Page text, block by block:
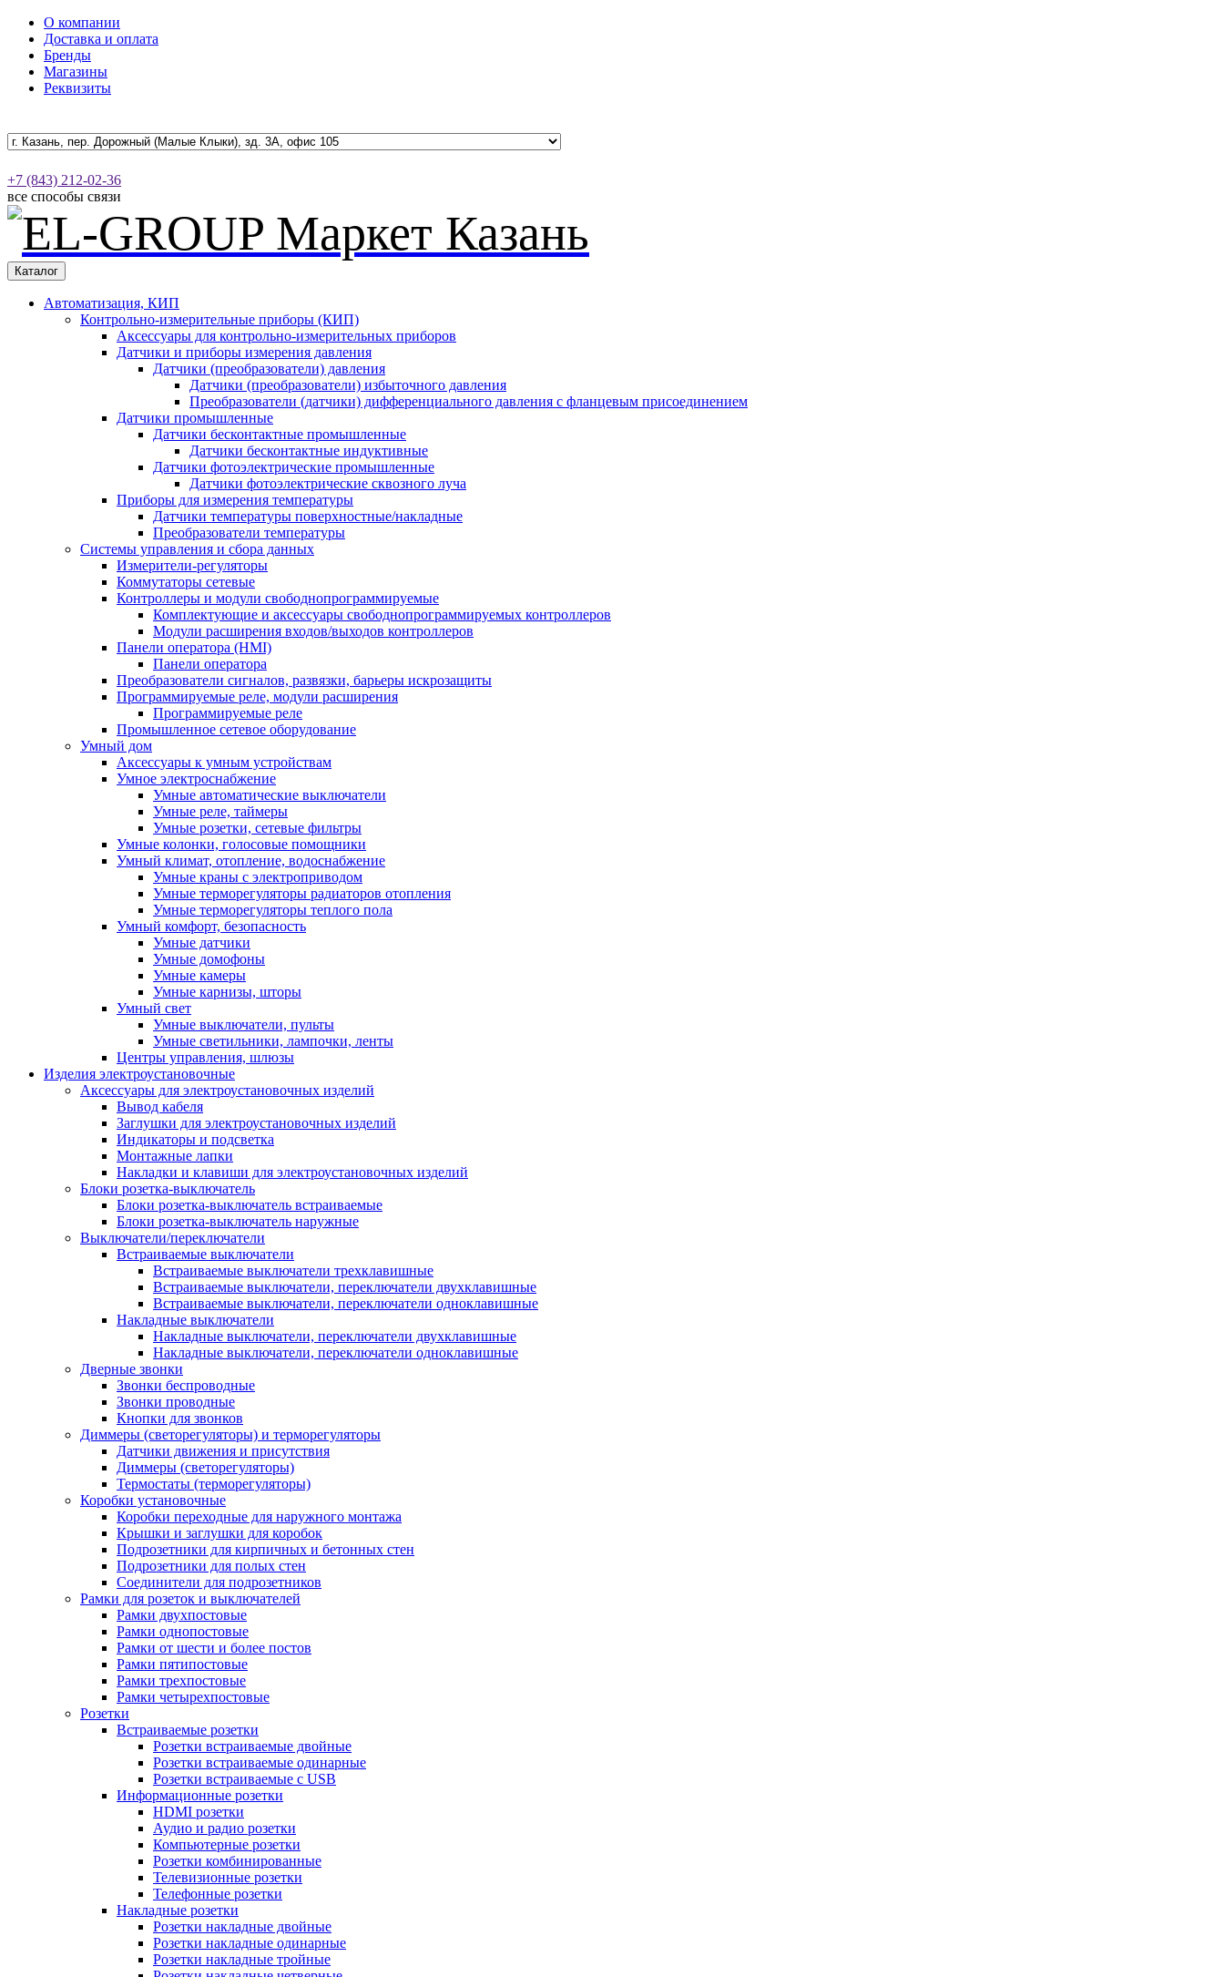
О компании
Доставка и оплата
Бренды
Магазины
Реквизиты
+7 (843) 212-02-36
все способы связи
Каталог
Автоматизация, КИП
Контрольно-измерительные приборы (КИП)
Аксессуары для контрольно-измерительных приборов
Датчики и приборы измерения давления
Датчики (преобразователи) давления
Датчики (преобразователи) избыточного давления
Преобразователи (датчики) дифференциального давления с фланцевым присоединением
Датчики промышленные
Датчики бесконтактные промышленные
Датчики бесконтактные индуктивные
Датчики фотоэлектрические промышленные
Датчики фотоэлектрические сквозного луча
Приборы для измерения температуры
Датчики температуры поверхностные/накладные
Преобразователи температуры
Системы управления и сбора данных
Измерители-регуляторы
Коммутаторы сетевые
Контроллеры и модули свободнопрограммируемые
Комплектующие и аксессуары свободнопрограммируемых контроллеров
Модули расширения входов/выходов контроллеров
Панели оператора (HMI)
Панели оператора
Преобразователи сигналов, развязки, барьеры искрозащиты
Программируемые реле, модули расширения
Программируемые реле
Промышленное сетевое оборудование
Умный дом
Аксессуары к умным устройствам
Умное электроснабжение
Умные автоматические выключатели
Умные реле, таймеры
Умные розетки, сетевые фильтры
Умные колонки, голосовые помощники
Умный климат, отопление, водоснабжение
Умные краны с электроприводом
Умные терморегуляторы радиаторов отопления
Умные терморегуляторы теплого пола
Умный комфорт, безопасность
Умные датчики
Умные домофоны
Умные камеры
Умные карнизы, шторы
Умный свет
Умные выключатели, пульты
Умные светильники, лампочки, ленты
Центры управления, шлюзы
Изделия электроустановочные
Аксессуары для электроустановочных изделий
Вывод кабеля
Заглушки для электроустановочных изделий
Индикаторы и подсветка
Монтажные лапки
Накладки и клавиши для электроустановочных изделий
Блоки розетка-выключатель
Блоки розетка-выключатель встраиваемые
Блоки розетка-выключатель наружные
Выключатели/переключатели
Встраиваемые выключатели
Встраиваемые выключатели трехклавишные
Встраиваемые выключатели, переключатели двухклавишные
Встраиваемые выключатели, переключатели одноклавишные
Накладные выключатели
Накладные выключатели, переключатели двухклавишные
Накладные выключатели, переключатели одноклавишные
Дверные звонки
Звонки беспроводные
Звонки проводные
Кнопки для звонков
Диммеры (светорегуляторы) и терморегуляторы
Датчики движения и присутствия
Диммеры (светорегуляторы)
Термостаты (терморегуляторы)
Коробки установочные
Коробки переходные для наружного монтажа
Крышки и заглушки для коробок
Подрозетники для кирпичных и бетонных стен
Подрозетники для полых стен
Соединители для подрозетников
Рамки для розеток и выключателей
Рамки двухпостовые
Рамки однопостовые
Рамки от шести и более постов
Рамки пятипостовые
Рамки трехпостовые
Рамки четырехпостовые
Розетки
Встраиваемые розетки
Розетки встраиваемые двойные
Розетки встраиваемые одинарные
Розетки встраиваемые с USB
Информационные розетки
HDMI розетки
Аудио и радио розетки
Компьютерные розетки
Розетки комбинированные
Телевизионные розетки
Телефонные розетки
Накладные розетки
Розетки накладные двойные
Розетки накладные одинарные
Розетки накладные тройные